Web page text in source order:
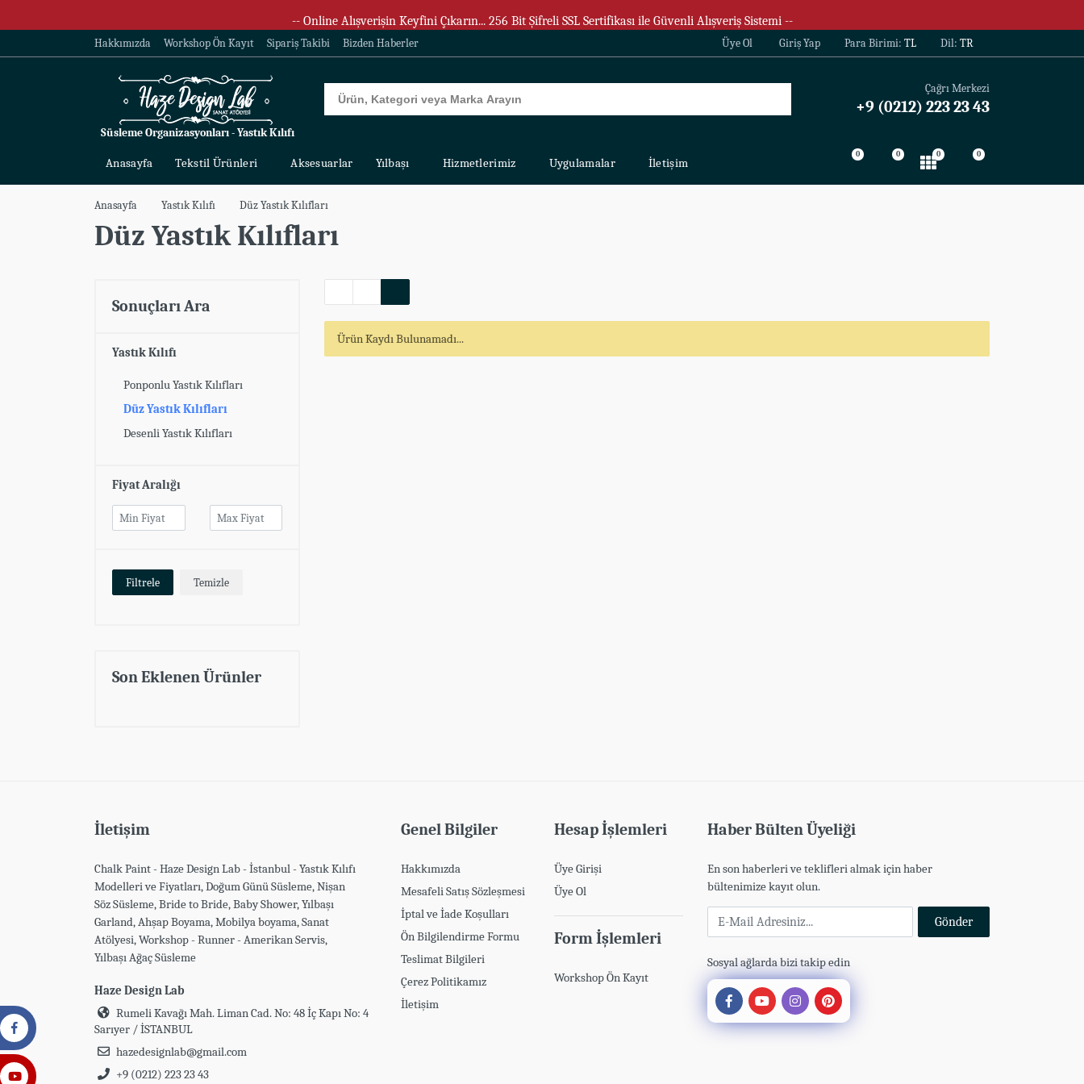
-- Online Alışverişin Keyfini Çıkarın... 256 Bit Şifreli SSL Sertifikası ile Güvenli Alışveriş Sistemi --
Hakkımızda Workshop Ön Kayıt Sipariş Takibi Bizden Haberler Üye Ol Giriş Yap Para Birimi: TL Dil: TR
Süsleme Organizasyonları - Yastık Kılıfı
Çağrı Merkezi
+9 (0212) 223 23 43
Anasayfa Tekstil Ürünleri Aksesuarlar Yılbaşı Hizmetlerimiz Uygulamalar İletişim
0 0 0 0
Anasayfa Yastık Kılıfı Düz Yastık Kılıfları
Düz Yastık Kılıfları
Sonuçları Ara
Yastık Kılıfı
Ponponlu Yastık Kılıfları
Düz Yastık Kılıfları
Desenli Yastık Kılıfları
Fiyat Aralığı
Filtrele Temizle
Son Eklenen Ürünler
Ürün Kaydı Bulunamadı...
İletişim
Chalk Paint - Haze Design Lab - İstanbul - Yastık Kılıfı
Modelleri ve Fiyatları, Doğum Günü Süsleme, Nişan
Söz Süsleme, Bride to Bride, Baby Shower, Yılbaşı
Garland, Ahşap Boyama, Mobilya boyama, Sanat
Atölyesi, Workshop - Runner - Amerikan Servis,
Yılbaşı Ağaç Süsleme
Haze Design Lab
Rumeli Kavağı Mah. Liman Cad. No: 48 İç Kapı No: 4
Sarıyer / İSTANBUL
hazedesignlab@gmail.com
+9 (0212) 223 23 43
Genel Bilgiler
Hakkımızda
Mesafeli Satış Sözleşmesi
İptal ve İade Koşulları
Ön Bilgilendirme Formu
Teslimat Bilgileri
Çerez Politikamız
İletişim
Hesap İşlemleri
Üye Girişi
Üye Ol
Form İşlemleri
Workshop Ön Kayıt
Haber Bülten Üyeliği
En son haberleri ve teklifleri almak için haber
bültenimize kayıt olun.
E-Mail Adresiniz
Gönder
Sosyal ağlarda bizi takip edin